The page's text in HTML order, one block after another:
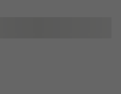
így biztosan